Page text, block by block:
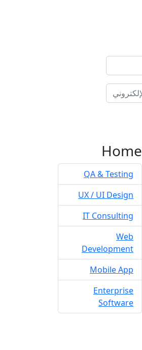
Home
QA & Testing
UX / UI Design
IT Consulting
Web
Development
Mobile App
Enterprise
Software